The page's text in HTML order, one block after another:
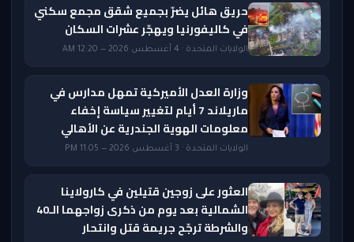
حريق هائل يضرّ بجميع شقق مجمع سكني
في كاليفورنيا ويهجّر عشرات السكان
الولايات المتحدة · 4 أغسطس 2026 — 12:20 AM
وزارة العدل الأميركية تمهل مدارس في
ماريلاند 7 أيام لتغيير سياسة إخفاء
معلومات الهوية الجندرية عن الأهالي
الولايات المتحدة · 3 أغسطس 2026 — 11:05 PM
العثور على زوجين قتيلين في كارولاينا
الشمالية بعد يوم من ذكرى زواجهما الـ40
والشرطة ترجّح جريمة قتل وانتحار